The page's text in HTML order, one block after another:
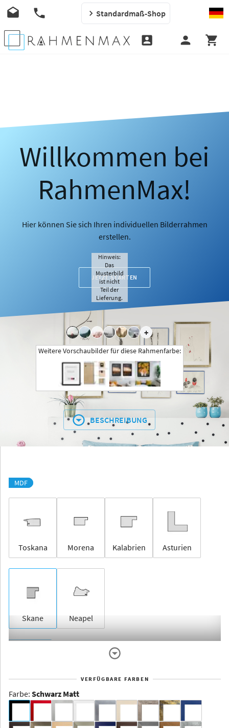
Standardmaß-Shop
Willkommen bei
RahmenMax!
Hier können Sie sich Ihren individuellen Bilderrahmen
erstellen.
JETZT STARTEN
+
Hinweis:
Das
Musterbild
ist nicht
Teil der
Lieferung.
Weitere Vorschaubilder für diese Rahmenfarbe:
BESCHREIBUNG
MDF
Toskana Morena Kalabrien Asturien
Skane Neapel
Rahmenloser
VERFÜGBARE FARBEN
Farbe: Schwarz Matt